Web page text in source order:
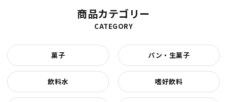
商品カテゴリー
CATEGORY
菓子 パン・生菓子
飲料水 嗜好飲料